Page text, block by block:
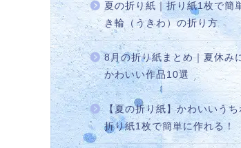
夏の折り紙｜折り紙1枚で簡
き輪（うきわ）の折り方
8月の折り紙まとめ｜夏休み
かわいい作品10選
【夏の折り紙】かわいいうち
折り紙1枚で簡単に作れる！